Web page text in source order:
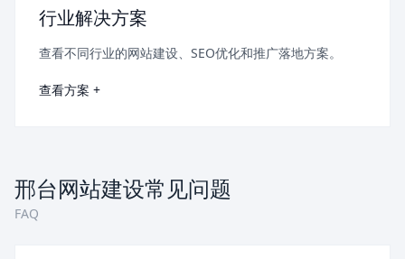
行业解决方案
查看不同行业的网站建设、SEO优化和推广落地方案。
查看方案 +
邢台网站建设常见问题
FAQ